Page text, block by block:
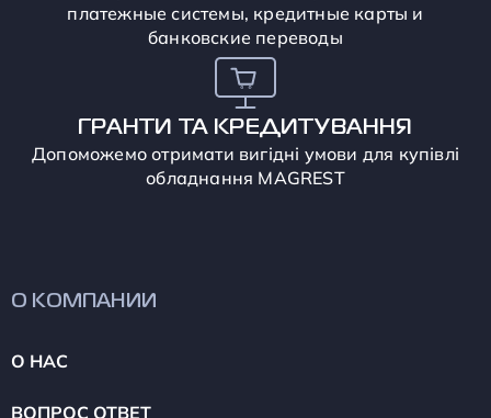
платежные системы, кредитные карты и
банковские переводы
ГРАНТИ ТА КРЕДИТУВАННЯ
Допоможемо отримати вигідні умови для купівлі
обладнання MAGREST
О КОМПАНИИ
О НАС
ВОПРОС ОТВЕТ